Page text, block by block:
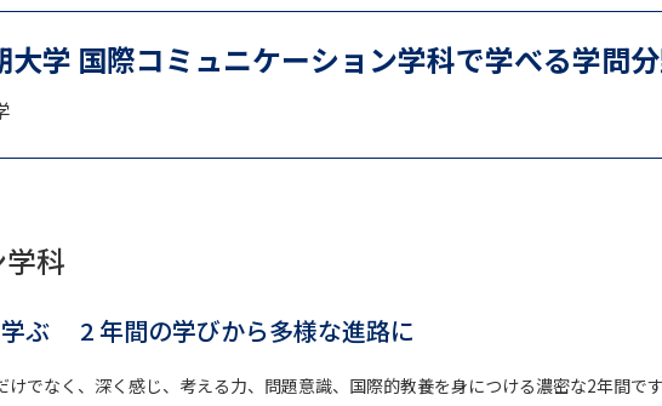
オープンキャンパスなどを調
志望校・出願校を調べる
大学 国際コミュニケーション学科で学べる学問
科
学ぶ 2 年間の学びから多様な進路に
でなく、深く感じ、考える力、問題意識、国際的教養を身につける濃密な2年間です